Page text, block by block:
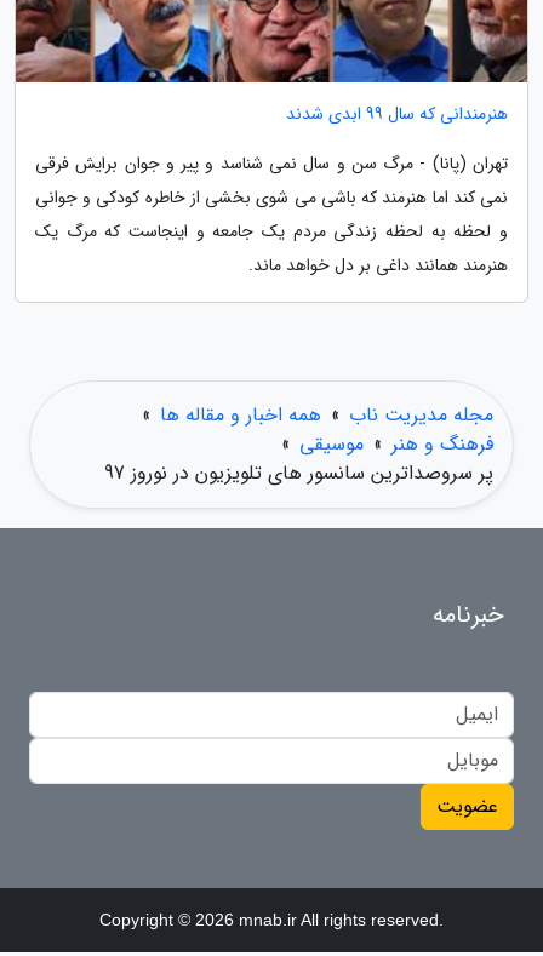
هنرمندانی که سال 99 ابدی شدند
تهران (پانا) - مرگ سن و سال نمی شناسد و پیر و جوان برایش فرقی
نمی کند اما هنرمند که باشی می شوی بخشی از خاطره کودکی و جوانی
و لحظه به لحظه زندگی مردم یک جامعه و اینجاست که مرگ یک
هنرمند همانند داغی بر دل خواهد ماند.
مجله مدیریت ناب » همه اخبار و مقاله ها »
فرهنگ و هنر » موسیقی »
پر سروصداترین سانسور های تلویزیون در نوروز 97
خبرنامه
عضویت
Copyright © 2026 mnab.ir All rights reserved.